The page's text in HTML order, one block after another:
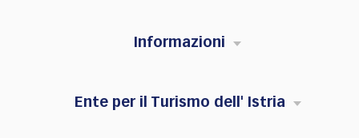
Informazioni
Ente per il Turismo dell' Istria